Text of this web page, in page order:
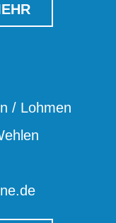
/ Lohmen